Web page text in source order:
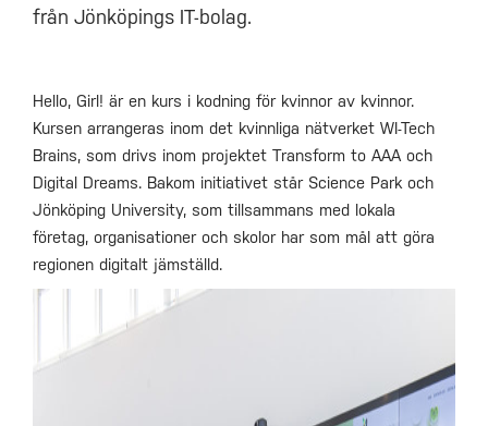
från Jönköpings IT-bolag.
Hello, Girl! är en kurs i kodning för kvinnor av kvinnor.
Kursen arrangeras inom det kvinnliga nätverket WI-Tech
Brains, som drivs inom projektet Transform to AAA och
Digital Dreams. Bakom initiativet står Science Park och
Jönköping University, som tillsammans med lokala
företag, organisationer och skolor har som mål att göra
regionen digitalt jämställd.